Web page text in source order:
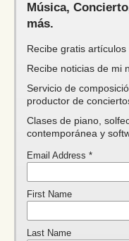
Música,
más.
Recibe gratis
Recibe noticias de mi
Servicio de
productor de
Clases de piano,
contemporánea y
Email Address *
First Name
Last Name